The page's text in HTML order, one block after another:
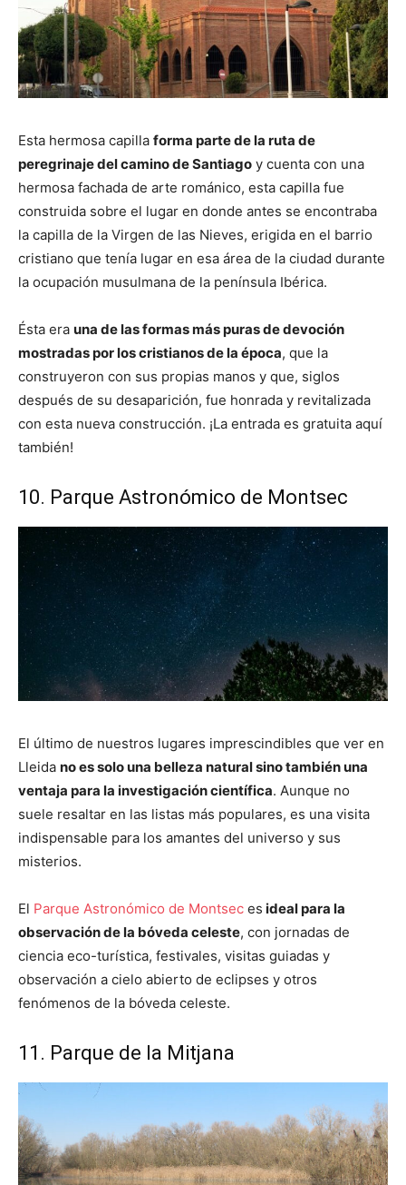
Esta hermosa capilla forma parte de la ruta de
peregrinaje del camino de Santiago y cuenta con una
hermosa fachada de arte románico, esta capilla fue
construida sobre el lugar en donde antes se encontraba
la capilla de la Virgen de las Nieves, erigida en el barrio
cristiano que tenía lugar en esa área de la ciudad durante
la ocupación musulmana de la península Ibérica.
Ésta era una de las formas más puras de devoción
mostradas por los cristianos de la época, que la
construyeron con sus propias manos y que, siglos
después de su desaparición, fue honrada y revitalizada
con esta nueva construcción. ¡La entrada es gratuita aquí
también!
10. Parque Astronómico de Montsec
El último de nuestros lugares imprescindibles que ver en
Lleida no es solo una belleza natural sino también una
ventaja para la investigación científica. Aunque no
suele resaltar en las listas más populares, es una visita
indispensable para los amantes del universo y sus
misterios.
El Parque Astronómico de Montsec es ideal para la
observación de la bóveda celeste, con jornadas de
ciencia eco-turística, festivales, visitas guiadas y
observación a cielo abierto de eclipses y otros
fenómenos de la bóveda celeste.
11. Parque de la Mitjana